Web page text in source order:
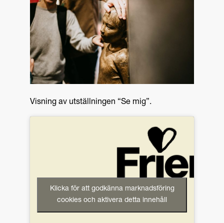
Visning av utställningen “Se mig”.
Klicka för att godkänna marknadsföring
cookies och aktivera detta innehåll